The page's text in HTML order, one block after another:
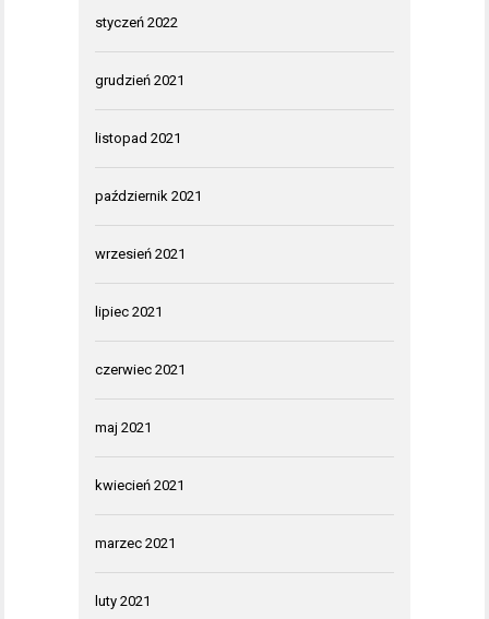
styczeń 2022
grudzień 2021
listopad 2021
październik 2021
wrzesień 2021
lipiec 2021
czerwiec 2021
maj 2021
kwiecień 2021
marzec 2021
luty 2021